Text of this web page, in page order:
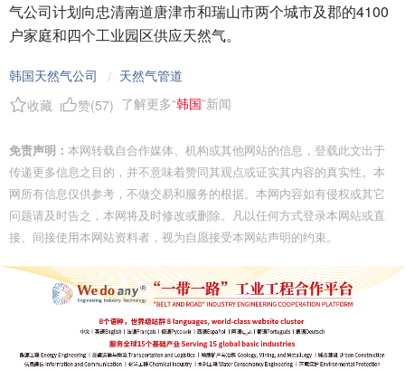
气公司计划向忠清南道唐津市和瑞山市两个城市及郡的4100
户家庭和四个工业园区供应天然气。
韩国天然气公司 / 天然气管道
收藏
赞(57) 了解更多“韩国”新闻
免责声明： 本网转载自合作媒体、机构或其他网站的信息，登载此文出于
传递更多信息之目的，并不意味着赞同其观点或证实其内容的真实性。本
网所有信息仅供参考，不做交易和服务的根据。本网内容如有侵权或其它
问题请及时告之，本网将及时修改或删除。凡以任何方式登录本网站或直
接、间接使用本网站资料者，视为自愿接受本网站声明的约束。